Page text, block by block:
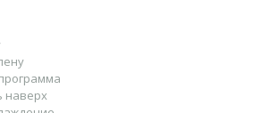
наверх